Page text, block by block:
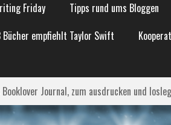
Friday Tipps rund ums Bloggen
Bücher empfiehlt Taylor Swift
Journal, zum ausdrucken und